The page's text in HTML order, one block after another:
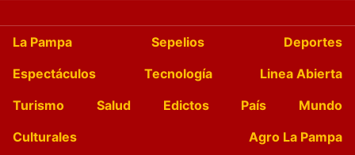
La Pampa Sepelios
Deportes
Espectáculos
Tecnología
Linea Abierta
Turismo
Salud Edictos País
Mundo
Culturales
Agro La Pampa